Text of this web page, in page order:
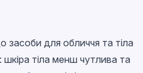
для обличчя та тіла
тіла менш чутлива та